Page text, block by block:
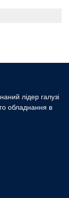
лідер галузі
обладнання в